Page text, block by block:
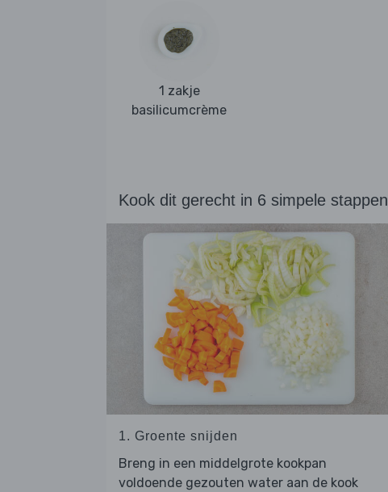
1 zakje
basilicumcrème
Kook dit gerecht in 6 simpele stappen
1. Groente snijden
Breng in een middelgrote kookpan
voldoende gezouten water aan de kook